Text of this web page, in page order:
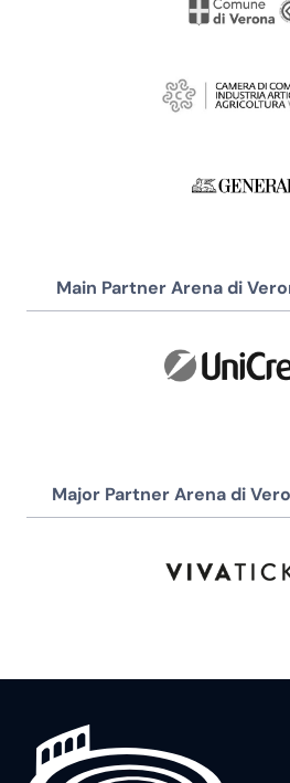
Main Partner Arena di
Major Partner Arena di